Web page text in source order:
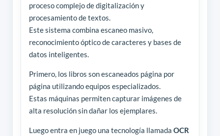
proceso complejo de digitalización y
procesamiento de textos.
Este sistema combina escaneo masivo,
reconocimiento óptico de caracteres y bases de
datos inteligentes.
Primero, los libros son escaneados página por
página utilizando equipos especializados.
Estas máquinas permiten capturar imágenes de
alta resolución sin dañar los ejemplares.
Luego entra en juego una tecnología llamada OCR